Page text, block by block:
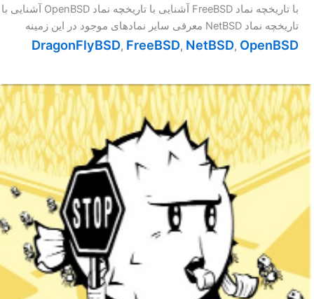
با تاریخچه نماد FreeBSD آشنایی با تاریخچه نماد OpenBSD آشنایی با
تاریخچه نماد NetBSD معرفی سایر نمادهای موجود در این زمینه
DragonFlyBSD, FreeBSD, NetBSD, OpenBSD